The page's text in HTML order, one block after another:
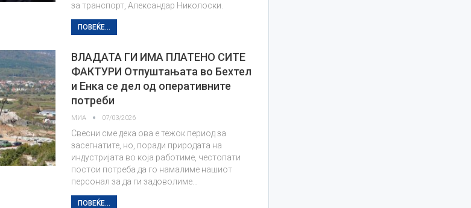
за транспорт, Александар Николоски.
ПОВЕЌЕ...
ВЛАДАТА ГИ ИМА ПЛАТЕНО СИТЕ
ФАКТУРИ Отпуштањата во Бехтел
и Енка се дел од оперативните
потреби
МИА 07/03/2026
Свесни сме дека ова е тежок период за
засегнатите, но, поради природата на
индустријата во која работиме, честопати
постои потреба да го намалиме нашиот
персонал за да ги задоволиме…
ПОВЕЌЕ...